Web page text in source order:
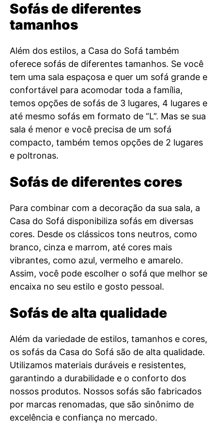
Sofás de diferentes
tamanhos
Além dos estilos, a Casa do Sofá também
oferece sofás de diferentes tamanhos. Se você
tem uma sala espaçosa e quer um sofá grande e
confortável para acomodar toda a família,
temos opções de sofás de 3 lugares, 4 lugares e
até mesmo sofás em formato de “L”. Mas se sua
sala é menor e você precisa de um sofá
compacto, também temos opções de 2 lugares
e poltronas.
Sofás de diferentes cores
Para combinar com a decoração da sua sala, a
Casa do Sofá disponibiliza sofás em diversas
cores. Desde os clássicos tons neutros, como
branco, cinza e marrom, até cores mais
vibrantes, como azul, vermelho e amarelo.
Assim, você pode escolher o sofá que melhor se
encaixa no seu estilo e gosto pessoal.
Sofás de alta qualidade
Além da variedade de estilos, tamanhos e cores,
os sofás da Casa do Sofá são de alta qualidade.
Utilizamos materiais duráveis e resistentes,
garantindo a durabilidade e o conforto dos
nossos produtos. Nossos sofás são fabricados
por marcas renomadas, que são sinônimo de
excelência e confiança no mercado.